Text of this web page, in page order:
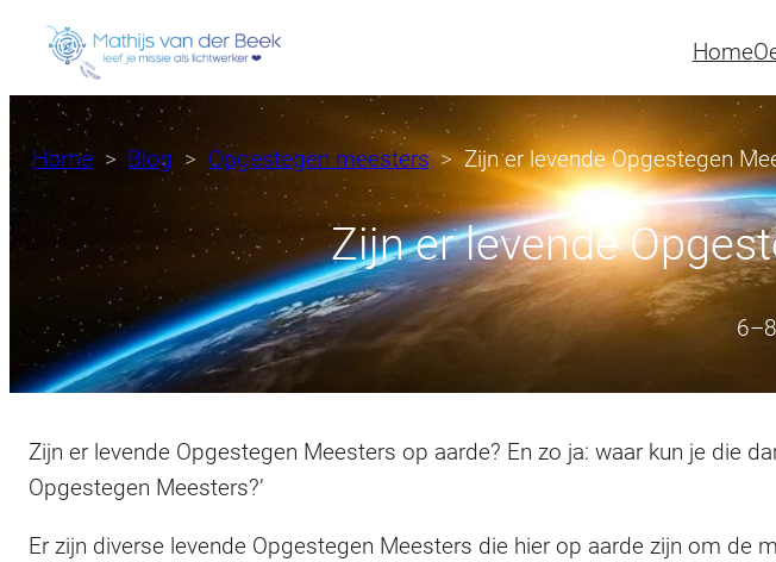
de
inhoud
Home
Home Blog Opgestegen meesters Zijn er levende Opgestegen
Zijn er levende
Zijn er levende Opgestegen Meesters op aarde? En zo ja: waar kun je die
Opgestegen Meesters?’
Er zijn diverse levende Opgestegen Meesters die hier op aarde zijn om